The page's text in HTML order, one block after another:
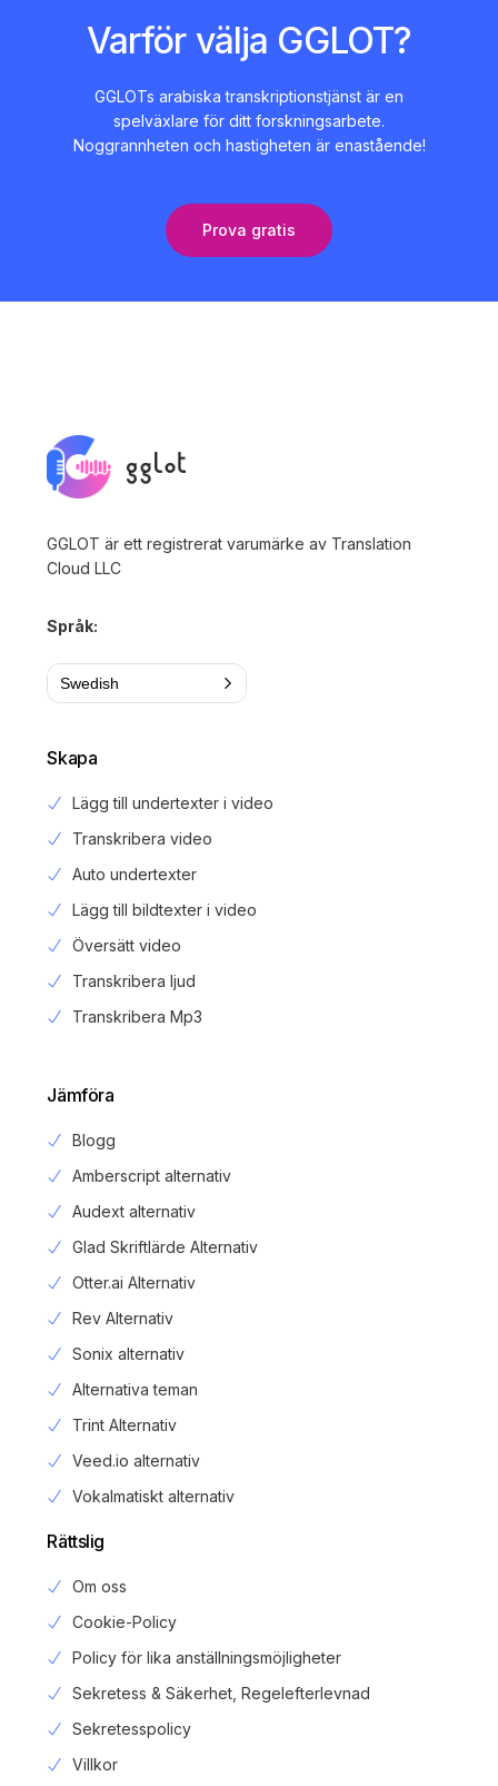
Varför välja GGLOT?
GGLOTs arabiska transkriptionstjänst är en
spelväxlare för ditt forskningsarbete.
Noggrannheten och hastigheten är enastående!
Prova gratis
GGLOT är ett registrerat varumärke av Translation
Cloud LLC
Språk:
Swedish
Skapa
Lägg till undertexter i video
Transkribera video
Auto undertexter
Lägg till bildtexter i video
Översätt video
Transkribera ljud
Transkribera Mp3
Jämföra
Blogg
Amberscript alternativ
Audext alternativ
Glad Skriftlärde Alternativ
Otter.ai Alternativ
Rev Alternativ
Sonix alternativ
Alternativa teman
Trint Alternativ
Veed.io alternativ
Vokalmatiskt alternativ
Rättslig
Om oss
Cookie-Policy
Policy för lika anställningsmöjligheter
Sekretess & Säkerhet, Regelefterlevnad
Sekretesspolicy
Villkor